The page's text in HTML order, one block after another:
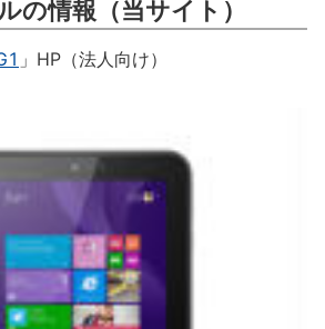
の情報（当サイト）
」HP（法人向け）